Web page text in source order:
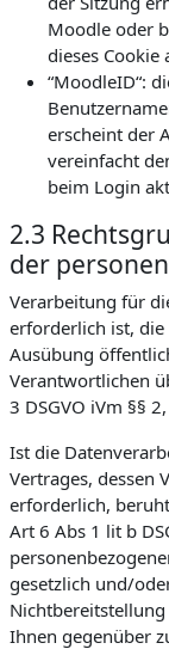
Moodle oder
dieses Cookie
“MoodleID“:
erscheint der
vereinfacht
beim Login
2.3
der
Verarbeitung für
erforderlich ist,
Ausübung
Verantwortlichen
3 DSGVO iVm §§
Ist die
Vertrages, dessen
erforderlich,
Art 6 Abs 1 lit b
gesetzlich und/
Nichtbereitstellung
Ihnen gegenüber